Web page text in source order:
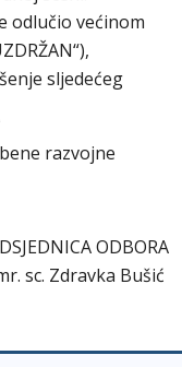
odlučio većinom
sljedećeg
razvojne
ODBORA
sc. Zdravka Bušić